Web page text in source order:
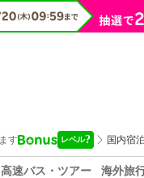
高速バス・ツアー
海外旅